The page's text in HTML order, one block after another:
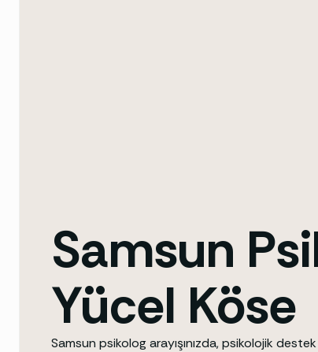
Samsun
Yücel Köse
Samsun psikolog arayışınızda, psikolojik